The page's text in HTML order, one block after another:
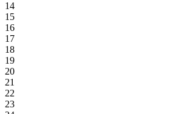
14
15
16
17
18
19
20
21
22
23